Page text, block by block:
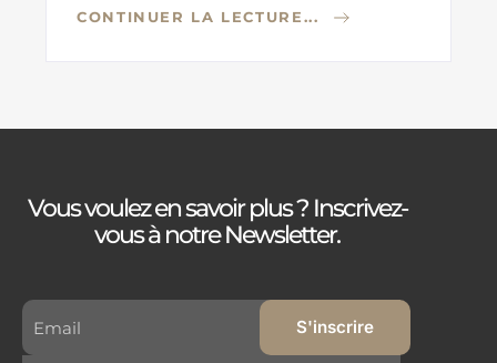
CONTINUER LA LECTURE...
Vous voulez en savoir plus ? Inscrivez-
vous à notre Newsletter.